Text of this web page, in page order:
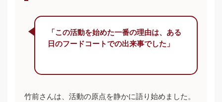
「この活動を始めた一番の理由は、ある
日のフードコートでの出来事でした」
竹前さんは、活動の原点を静かに語り始めました。